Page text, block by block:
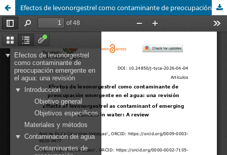
Efectos de levonorgestrel como contaminante de preocupación emergente en el agua: una revisión